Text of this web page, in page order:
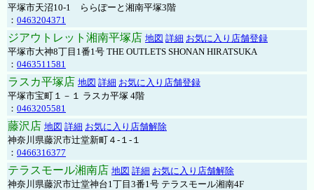
平塚市天沼10-1 ららぽーと湘南平塚3階
： 0463204371
ジアウトレット湘南平塚店 地図 詳細 お気に入り店舗登録
平塚市大神8丁目1番1号 THE OUTLETS SHONAN HIRATSUKA
： 0463511581
ラスカ平塚店 地図 詳細 お気に入り店舗登録
平塚市宝町１－１ ラスカ平塚 4階
： 0463205581
藤沢店 地図 詳細 お気に入り店舗解除
神奈川県藤沢市辻堂新町４-１-１
： 0466316377
テラスモール湘南店 地図 詳細 お気に入り店舗解除
神奈川県藤沢市辻堂神台1丁目3番1号 テラスモール湘南4F